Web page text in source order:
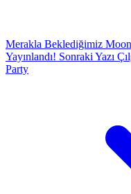
Merakla Beklediğimiz
Yayınlandı! Sonraki Yazı
Party